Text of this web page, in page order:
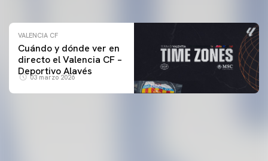
VALENCIA CF
Cuándo y dónde ver en
directo el Valencia CF –
Deportivo Alavés
03 marzo 2026